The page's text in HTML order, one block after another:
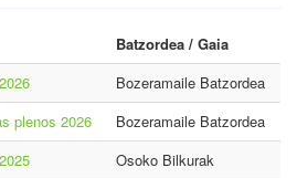
Batzordea / Gaia
Bozeramaile Batzordea
plenos 2026
Bozeramaile Batzordea
Osoko Bilkurak